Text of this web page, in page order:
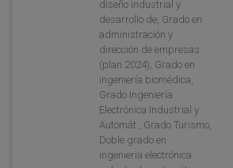
diseño industrial y
desarrollo de, Grado en
administración y
dirección de empresas
(plan 2024), Grado en
ingeniería biomédica,
Grado Ingeniería
Electrónica Industrial y
Automát., Grado Turismo,
Doble grado en
ingenieria electrónica